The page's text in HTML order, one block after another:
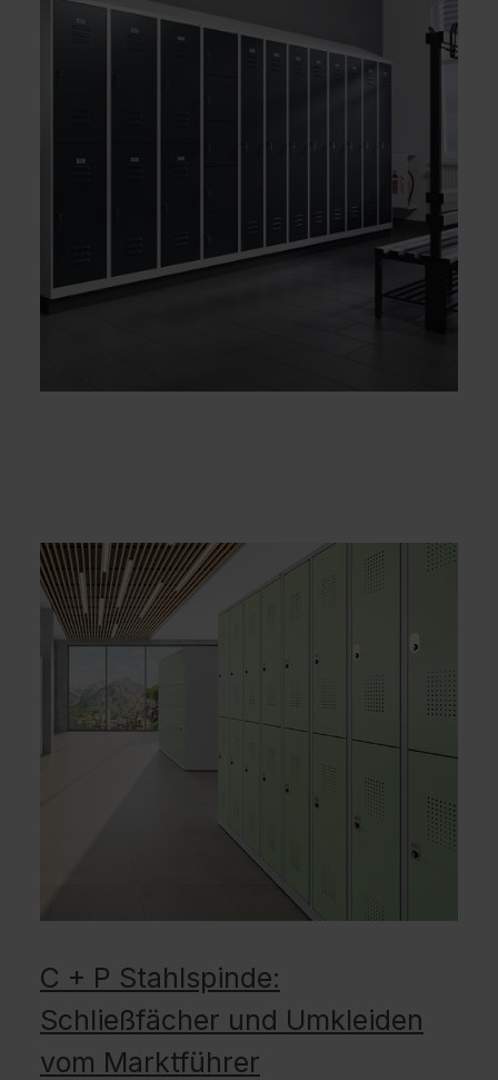
C + P Stahlspinde:
Schließfächer und Umkleiden
vom Marktführer